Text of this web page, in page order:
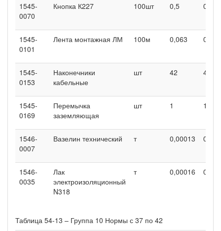
1545-
0070
Кнопка К227 100шт 0,5 0,5
1545-
0101
Лента монтажная ЛМ 100м 0,063 0,063
1545-
0153
Наконечники
кабельные
шт 42 42
1545-
0169
Перемычка
заземляющая
шт 1 1
1546-
0007
Вазелин технический т 0,00013
1546-
0035
Лак
электроизоляционный
N318
т 0,00016
Таблица 54-13 – Группа 10 Нормы с 37 по 42